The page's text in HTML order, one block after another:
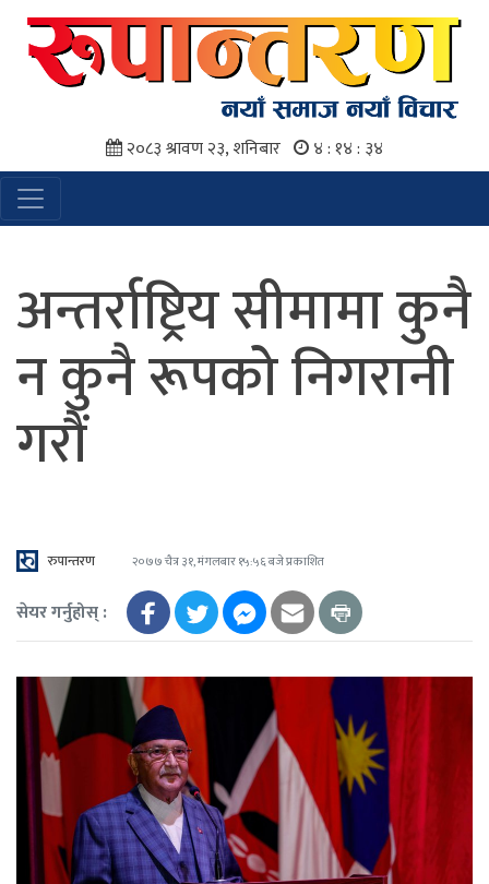
२०८३ श्रावण २३, शनिबार ४ : १४ : ३४
अन्तर्राष्ट्रिय सीमामा कुनै
न कुनै रूपको निगरानी
गरौं
रुपान्तरण २०७७ चैत्र ३१, मंगलबार १५:५६ बजे प्रकाशित
सेयर गर्नुहोस् :